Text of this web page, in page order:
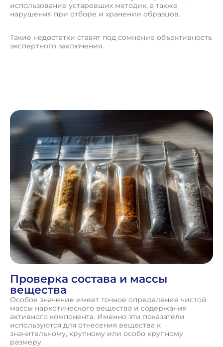
использование устаревших методик, а также
нарушения при отборе и хранении образцов.
Такие недостатки ставят под сомнение объективность
экспертного заключения.
Проверка состава и массы
вещества
Особое значение имеет точное определение чистой
массы наркотического вещества и содержания
активного компонента. Именно эти показатели
используются для отнесения вещества к
значительному, крупному или особо крупному
размеру.